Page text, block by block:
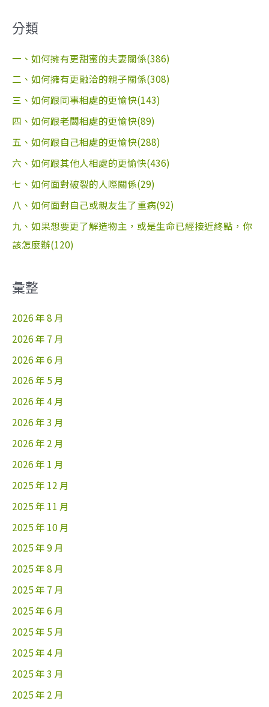
分類
一、如何擁有更甜蜜的夫妻關係(386)
二、如何擁有更融洽的親子關係(308)
三、如何跟同事相處的更愉快(143)
四、如何跟老闆相處的更愉快(89)
五、如何跟自己相處的更愉快(288)
六、如何跟其他人相處的更愉快(436)
七、如何面對破裂的人際關係(29)
八、如何面對自己或親友生了重病(92)
九、如果想要更了解造物主，或是生命已經接近終點，你
該怎麼辦(120)
彙整
2026 年 8 月
2026 年 7 月
2026 年 6 月
2026 年 5 月
2026 年 4 月
2026 年 3 月
2026 年 2 月
2026 年 1 月
2025 年 12 月
2025 年 11 月
2025 年 10 月
2025 年 9 月
2025 年 8 月
2025 年 7 月
2025 年 6 月
2025 年 5 月
2025 年 4 月
2025 年 3 月
2025 年 2 月